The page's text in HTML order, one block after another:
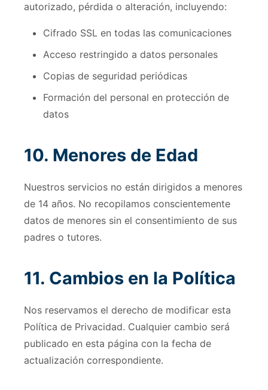
autorizado, pérdida o alteración, incluyendo:
Cifrado SSL en todas las comunicaciones
Acceso restringido a datos personales
Copias de seguridad periódicas
Formación del personal en protección de
datos
10. Menores de Edad
Nuestros servicios no están dirigidos a menores
de 14 años. No recopilamos conscientemente
datos de menores sin el consentimiento de sus
padres o tutores.
11. Cambios en la Política
Nos reservamos el derecho de modificar esta
Política de Privacidad. Cualquier cambio será
publicado en esta página con la fecha de
actualización correspondiente.